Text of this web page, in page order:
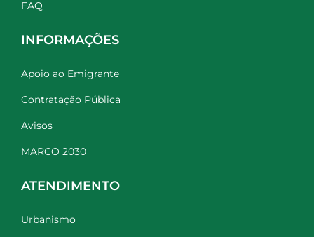
FAQ
INFORMAÇÕES
Apoio ao Emigrante
Contratação Pública
Avisos
MARCO 2030
ATENDIMENTO
Urbanismo